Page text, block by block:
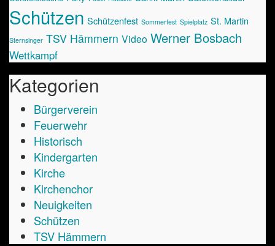
Schützen Schützenfest Sommerfest Spielplatz St. Martin
Sternsinger TSV Hämmern Video Werner Bosbach
Wettkampf
Kategorien
Bürgerverein
Feuerwehr
Historisch
Kindergarten
Kirche
Kirchenchor
Neuigkeiten
Schützen
TSV Hämmern